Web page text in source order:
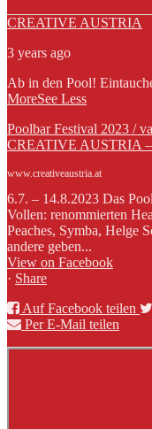
CREATIVE AUSTRIA
3 years ago
Ab in den Pool!
MoreSee Less
Poolbar Festival 2023 /
CREATIVE AUSTRIA –
www.creativeaustria.at
6.7. – 14.8.2023 Das
Vollen: renommierten
Peaches, Symba, Helge
andere geben...
View on Facebook
· Share
Auf Facebook teilen
Per E-Mail teilen